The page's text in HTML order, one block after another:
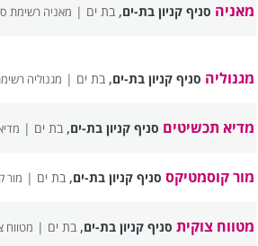
מאניה סניף קניון בת-ים,בת ים | מאניה רשימת
מגנוליה סניף קניון בת-ים,בת ים | מגנוליה
מדיא תכשיטים סניף קניון בת-ים,בת ים |
מור קוסמטיקס סניף קניון בת-ים,בת ים | מור
מטווח צוקית סניף קניון בת-ים,בת ים | מטווח